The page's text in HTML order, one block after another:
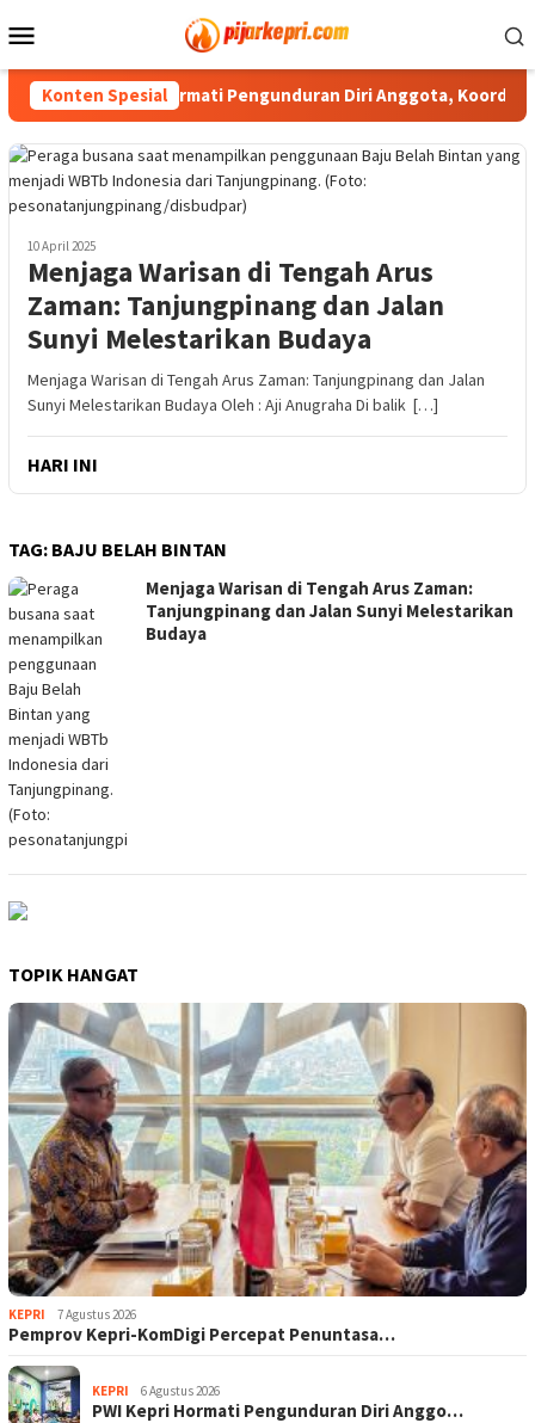
ke
Mobile
Konten Spesial
PWI Kepri Hormati Pengunduran Diri Anggota, Koordinasi ke
10 April 2025
Menjaga Warisan di Tengah Arus
Zaman: Tanjungpinang dan Jalan
Sunyi Melestarikan Budaya
Menjaga Warisan di Tengah Arus Zaman: Tanjungpinang dan Jalan
Sunyi Melestarikan Budaya Oleh : Aji Anugraha Di balik […]
HARI INI
TAG: BAJU BELAH BINTAN
Menjaga Warisan di Tengah Arus Zaman:
Tanjungpinang dan Jalan Sunyi Melestarikan
Budaya
TOPIK HANGAT
KEPRI 7 Agustus 2026
Pemprov Kepri-KomDigi Percepat Penuntasa…
KEPRI 6 Agustus 2026
PWI Kepri Hormati Pengunduran Diri Anggo…